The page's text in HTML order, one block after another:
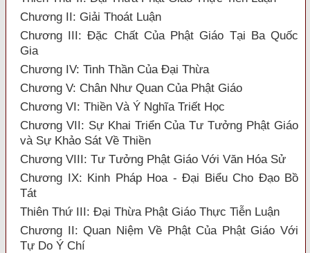
Chương II: Giải Thoát Luận
Chương III: Đặc Chất Của Phật Giáo Tại Ba Quốc
Gia
Chương IV: Tinh Thần Của Đại Thừa
Chương V: Chân Như Quan Của Phật Giáo
Chương VI: Thiền Và Ý Nghĩa Triết Học
Chương VII: Sự Khai Triển Của Tư Tưởng Phật Giáo
và Sự Khảo Sát Về Thiền
Chương VIII: Tư Tưởng Phật Giáo Với Văn Hóa Sử
Chương IX: Kinh Pháp Hoa - Đại Biểu Cho Đạo Bồ
Tát
Thiên Thứ III: Đại Thừa Phật Giáo Thực Tiễn Luận
Chương II: Quan Niệm Về Phật Của Phật Giáo Với
Tự Do Ý Chí